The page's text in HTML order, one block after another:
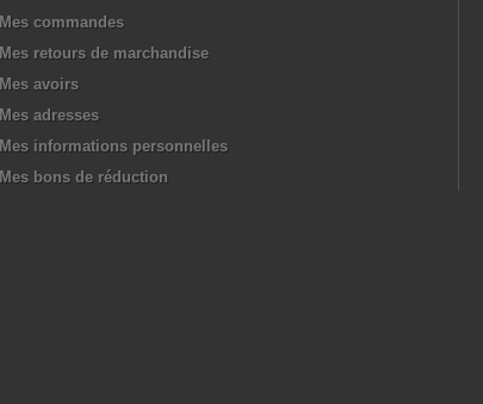
Mes commandes
Mes retours de marchandise
Mes avoirs
Mes adresses
Mes informations personnelles
Mes bons de réduction